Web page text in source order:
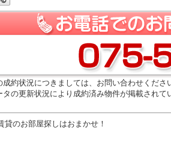
約状況につきましては、お問い合わせくださ
タの更新状況により成約済み物件が掲載され
貸のお部屋探しはおまかせ！